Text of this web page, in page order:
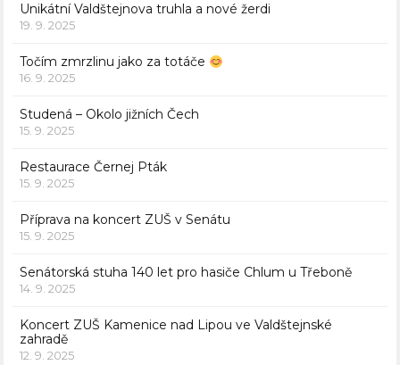
Unikátní Valdštejnova truhla a nové žerdi
19. 9. 2025
Točím zmrzlinu jako za totáče
16. 9. 2025
Studená – Okolo jižních Čech
15. 9. 2025
Restaurace Černej Pták
15. 9. 2025
Příprava na koncert ZUŠ v Senátu
15. 9. 2025
Senátorská stuha 140 let pro hasiče Chlum u Třeboně
14. 9. 2025
Koncert ZUŠ Kamenice nad Lipou ve Valdštejnské
zahradě
12. 9. 2025